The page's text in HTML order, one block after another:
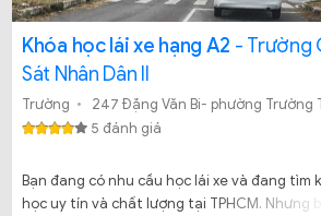
Khóa học lái xe hạng A2 - Trường
Sát Nhân Dân II
Trường
5 đánh giá
Bạn đang có nhu cầu học lái xe và đang tìm
học uy tín và chất lượng tại TPHCM. Nhưng